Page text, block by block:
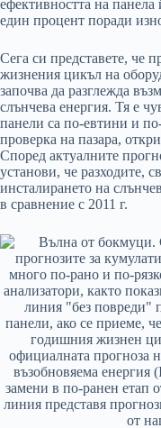
ефективността на
един процент поради
Сега си представете, че
жизнения цикъл на
започва да разглежда
слънчева енергия. Тя е
панели са по-евтини и
проверка на пазара,
Според актуалните
установи, че разходите,
инсталирането на
в сравнение с 2011 г.